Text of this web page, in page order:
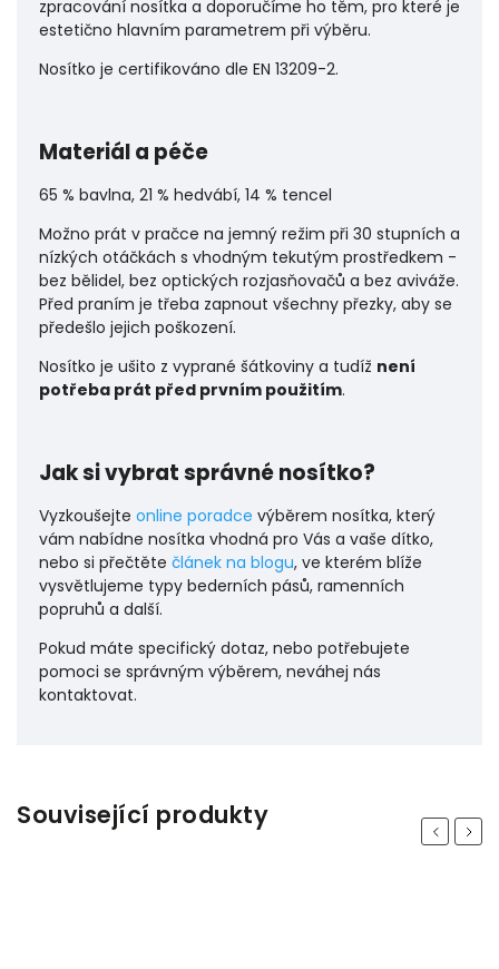
zpracování nosítka a doporučíme ho těm, pro které je
estetično hlavním parametrem při výběru.
Nosítko je certifikováno dle EN 13209-2.
Materiál a péče
65 % bavlna, 21 % hedvábí, 14 % tencel
Možno prát v pračce na jemný režim při 30 stupních a
nízkých otáčkách s vhodným tekutým prostředkem -
bez bělidel, bez optických rozjasňovačů a bez aviváže.
Před praním je třeba zapnout všechny přezky, aby se
předešlo jejich poškození.
Nosítko je ušito z vyprané šátkoviny a tudíž není
potřeba prát před prvním použitím.
Jak si vybrat správné nosítko?
Vyzkoušejte online poradce výběrem nosítka, který
vám nabídne nosítka vhodná pro Vás a vaše dítko,
nebo si přečtěte článek na blogu, ve kterém blíže
vysvětlujeme typy bederních pásů, ramenních
popruhů a další.
Pokud máte specifický dotaz, nebo potřebujete
pomoci se správným výběrem, neváhej nás
kontaktovat.
Související produkty Previous
Next